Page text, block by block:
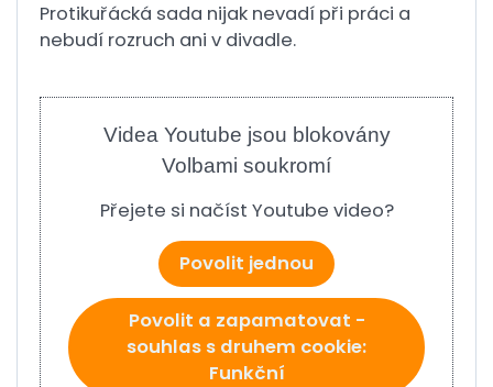
Protikuřácká sada nijak nevadí při práci a
nebudí rozruch ani v divadle.
Videa Youtube jsou blokovány
Volbami soukromí
Přejete si načíst Youtube video?
Povolit jednou
Povolit a zapamatovat -
souhlas s druhem cookie:
Funkční